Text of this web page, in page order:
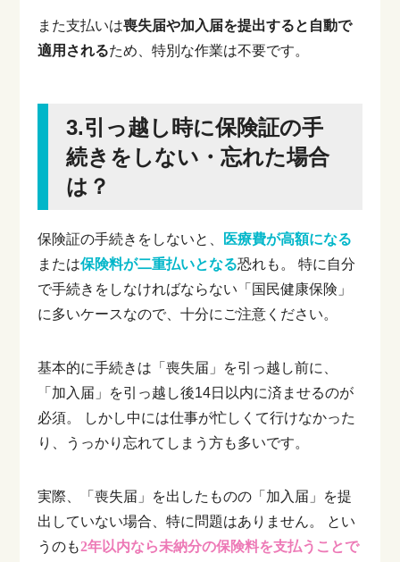
また支払いは喪失届や加入届を提出すると自動で
適用されるため、特別な作業は不要です。
3.引っ越し時に保険証の手
続きをしない・忘れた場合
は？
保険証の手続きをしないと、
医療費が高額になる
または保険料が二重払いとなる恐れも。
特に自分
で手続きをしなければならない「国民健康保険」
に多いケースなので、十分にご注意ください。
基本的に手続きは「喪失届」を引っ越し前に、
「加入届」を引っ越し後14日以内に済ませるのが
必須。
しかし中には仕事が忙しくて行けなかった
り、うっかり忘れてしまう方も多いです。
実際、「喪失届」を出したものの「加入届」を提
出していない場合、特に問題はありません。
とい
うのも2年以内なら未納分の保険料を支払うことで